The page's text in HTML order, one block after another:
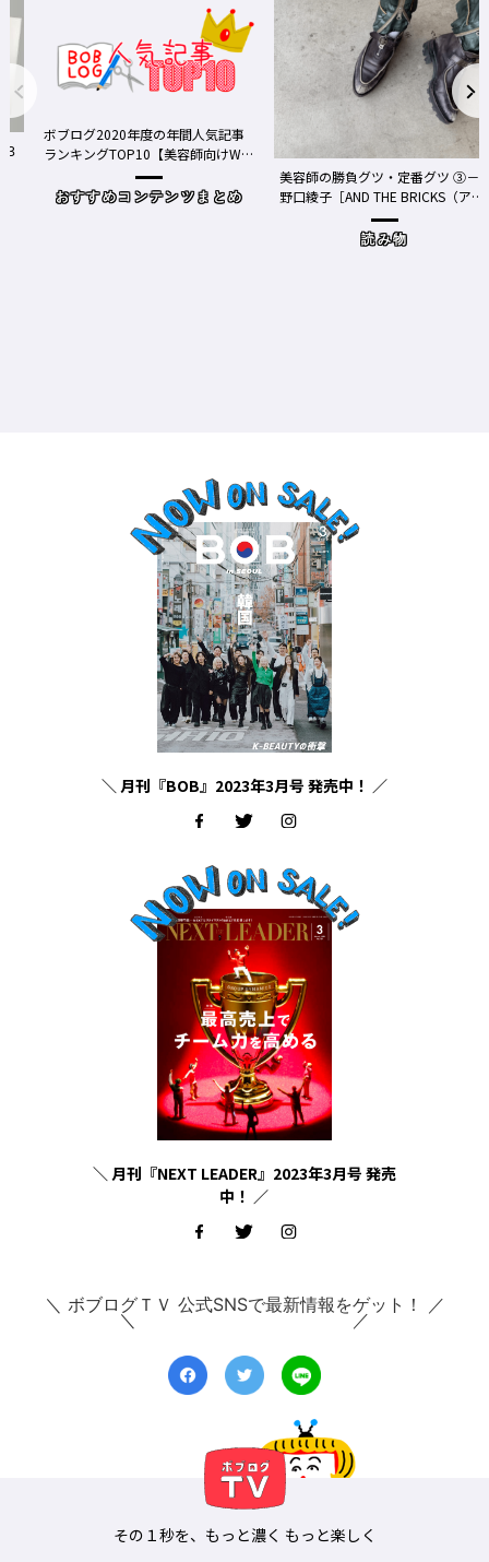
ブログ2020年度の年間人気記事
ンキングTOP10【美容師向けWe
おすすめコンテンツまとめ
美容師の勝負グツ・定番グツ ③－
野口綾子［AND THE BRICKS（アン
ドザブリックス）／神奈川県鎌倉
＼ 月刊『BOB』2023年3月号 発売中！ ／
＼ 月刊『NEXT LEADER』2023年3月号 発売
中！ ／
＼ ボブログＴＶ 公式SNSで最新情報をゲット！ ／
その１秒を、もっと濃く もっと楽しく